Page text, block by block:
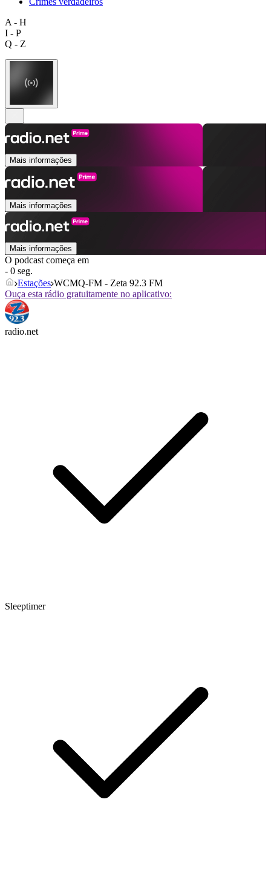
A - H
I - P
Q - Z
Mais informações
Mais informações
Mais informações
O podcast começa em
- 0 seg.
Estações WCMQ-FM - Zeta 92.3 FM
Ouça esta rádio gratuitamente no aplicativo:
radio.net
Sleeptimer